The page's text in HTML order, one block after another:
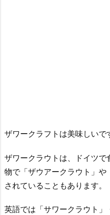
ザワークラフトは美味しいで
ザワークラウトは、ドイツ
物で「ザウアークラウト」
されていることもあります。
英語では「サワークラウト